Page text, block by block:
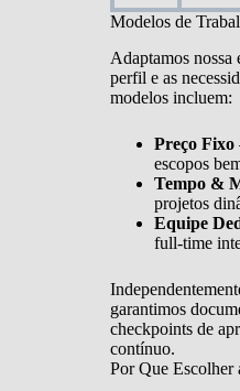
Modelos de
Adaptamos nossa
perfil e as
modelos incluem:
Preço Fixo
escopos
Tempo &
projetos
Equipe
full-time
garantimos
checkpoints de
contínuo.
Por Que